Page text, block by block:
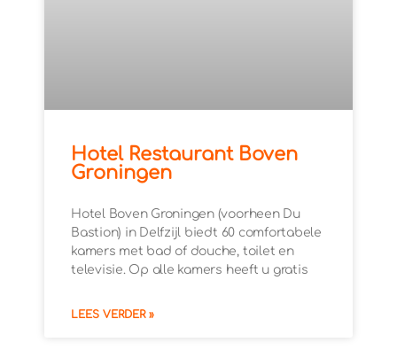
Hotel Restaurant Boven
Groningen
Hotel Boven Groningen (voorheen Du
Bastion) in Delfzijl biedt 60 comfortabele
kamers met bad of douche, toilet en
televisie. Op alle kamers heeft u gratis
LEES VERDER »